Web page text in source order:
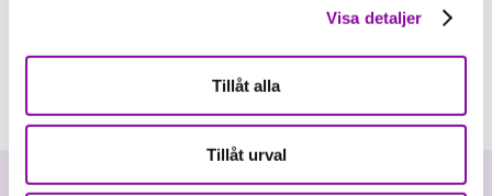
Visa detaljer
Tillåt alla
Tillåt urval